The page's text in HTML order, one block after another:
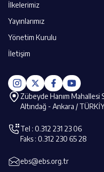
İlkelerimiz
Yayınlarımız
Yönetim Kurulu
İletişim
Zübeyde Hanım Mahallesi
Altındağ - Ankara /
Tel : 0.312 231 23 06
Faks : 0.312 230 65 28
ebs@ebs.org.tr